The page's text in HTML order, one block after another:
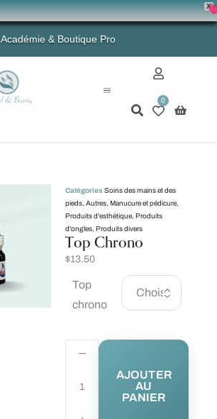
X
💗
Académie & Boutique Pro
0
Catégories Soins des mains et des
pieds Autres Manucure et pédicure
Produits d'esthétique Produits
d'ongles Produits divers
Top Chrono
$13.50
Top
chrono
AJOUTER
AU
PANIER